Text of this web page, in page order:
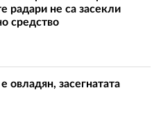
радари не са засекли
средство
овладян, засегнатата